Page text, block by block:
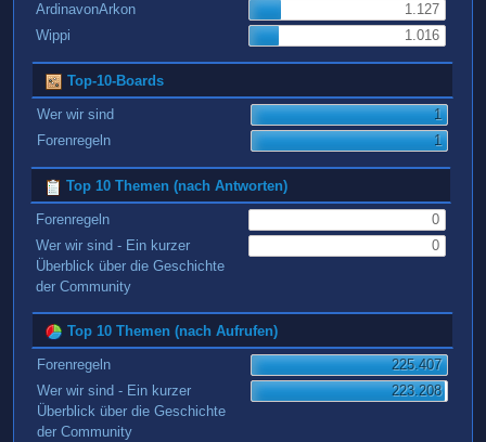
ArdinavonArkon
1.127
Wippi
1.016
Top-10-Boards
Wer wir sind
1
Forenregeln
1
Top 10 Themen (nach Antworten)
Forenregeln
0
Wer wir sind - Ein kurzer
Überblick über die Geschichte
der Community
0
Top 10 Themen (nach Aufrufen)
Forenregeln
225.407
Wer wir sind - Ein kurzer
Überblick über die Geschichte
der Community
223.208